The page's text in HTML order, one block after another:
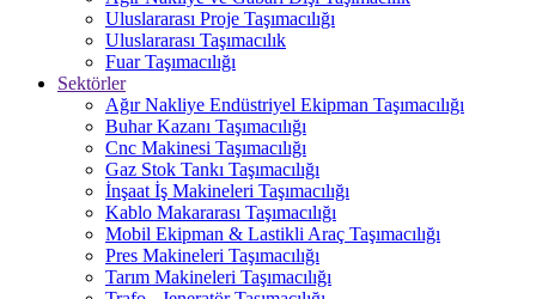
Uluslararası Proje Taşımacılığı
Uluslararası Taşımacılık
Fuar Taşımacılığı
Sektörler
Ağır Nakliye Endüstriyel Ekipman Taşımacılığı
Buhar Kazanı Taşımacılığı
Cnc Makinesi Taşımacılığı
Gaz Stok Tankı Taşımacılığı
İnşaat İş Makineleri Taşımacılığı
Kablo Makararası Taşımacılığı
Mobil Ekipman & Lastikli Araç Taşımacılığı
Pres Makineleri Taşımacılığı
Tarım Makineleri Taşımacılığı